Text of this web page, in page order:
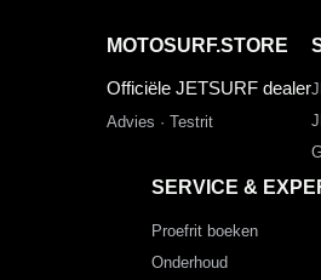
MOTOSURF.STORE
Officiële JETSURF dealer
Advies · Testrit
SERVICE &
Proefrit boeken
Onderhoud